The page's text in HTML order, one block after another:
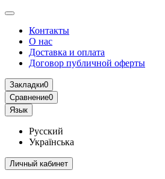
Контакты
О нас
Доставка и оплата
Договор публичной оферты
Закладки0
Сравнение0
Язык
Русский
Українська
Личный кабинет